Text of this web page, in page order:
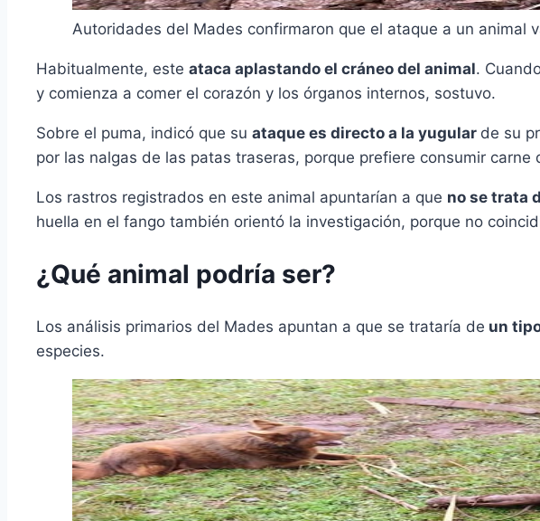
Autoridades del Mades confirmaron que el ataque a un animal
Habitualmente, este ataca aplastando el cráneo del animal.
y comienza a comer el corazón y los órganos internos, sostuvo.
Sobre el puma, indicó que su ataque es directo a la yugular de su
por las nalgas de las patas traseras, porque prefiere consumir carne
Los rastros registrados en este animal apuntarían a que no se trata
huella en el fango también orientó la investigación, porque no
¿Qué animal podría ser?
Los análisis primarios del Mades apuntan a que se trataría de un
especies.